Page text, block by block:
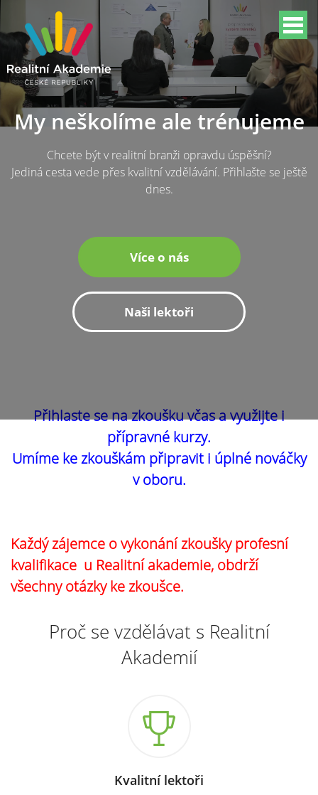
My neškolíme ale trénujeme
Chcete být v realitní branži opravdu úspěšní?
Jediná cesta vede přes kvalitní vzdělávání. Přihlašte se ještě
dnes.
Více o nás
Naši lektoři
Přihlaste se na zkoušku včas a využijte i
přípravné kurzy.
Umíme ke zkouškám připravit i úplné nováčky
v oboru.
Každý zájemce o vykonání zkoušky profesní
kvalifikace u Realitní akademie, obdrží
všechny otázky ke zkoušce.
Proč se vzdělávat s Realitní
Akademií
Kvalitní lektoři